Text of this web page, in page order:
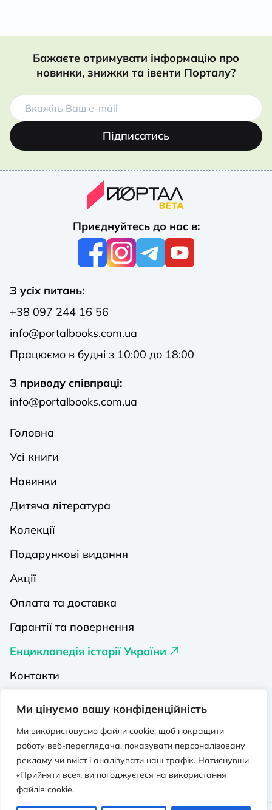
Ми цінуємо вашу конфіденційність
Ми використовуємо файли cookie, щоб покращити
роботу веб-переглядача, показувати персоналізовану
рекламу чи вміст і аналізувати наш трафік. Натиснувши
«Прийняти все», ви погоджуєтеся на використання
файлів cookie.
Бажаєте отримувати інформацію про
новинки, знижки та івенти Порталу?
Підписатись
Приєднуйтесь до нас в:
З усіх питань:
+38 097 244 16 56
info@portalbooks.com.ua
Працюємо в будні з 10:00 до 18:00
З приводу співпраці:
info@portalbooks.com.ua
Головна
Усі книги
Новинки
Дитяча література
Колекції
Подарункові видання
Акції
Оплата та доставка
Гарантії та повернення
Енциклопедія історії України
Контакти
Видавництва на Порталі
Політика конфіденційності
Публічна оферта